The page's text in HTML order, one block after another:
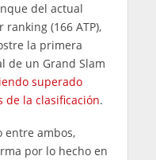
del actual
(166 ATP),
la primera
de un Grand Slam
superado
de la clasificación.
entre ambos,
por lo hecho en